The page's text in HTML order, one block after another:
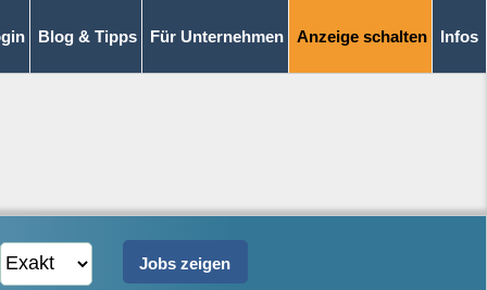
Blog & Tipps Für Unternehmen Anzeige schalten Infos